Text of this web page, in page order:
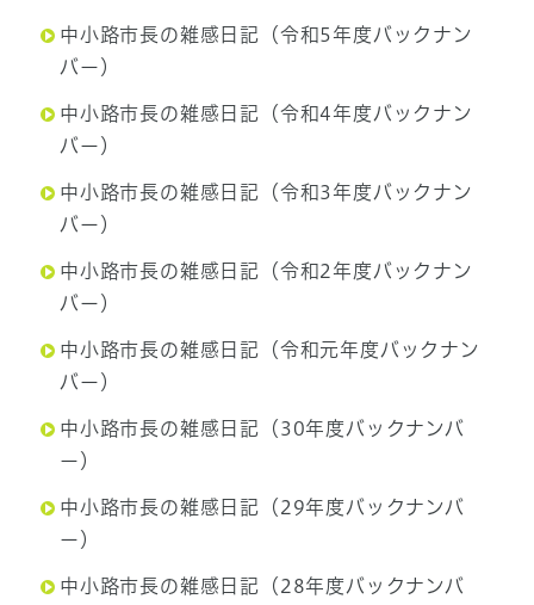
中小路市長の雑感日記（令和5年度バックナン
バー）
中小路市長の雑感日記（令和4年度バックナン
バー）
中小路市長の雑感日記（令和3年度バックナン
バー）
中小路市長の雑感日記（令和2年度バックナン
バー）
中小路市長の雑感日記（令和元年度バックナン
バー）
中小路市長の雑感日記（30年度バックナンバ
ー）
中小路市長の雑感日記（29年度バックナンバ
ー）
中小路市長の雑感日記（28年度バックナンバ